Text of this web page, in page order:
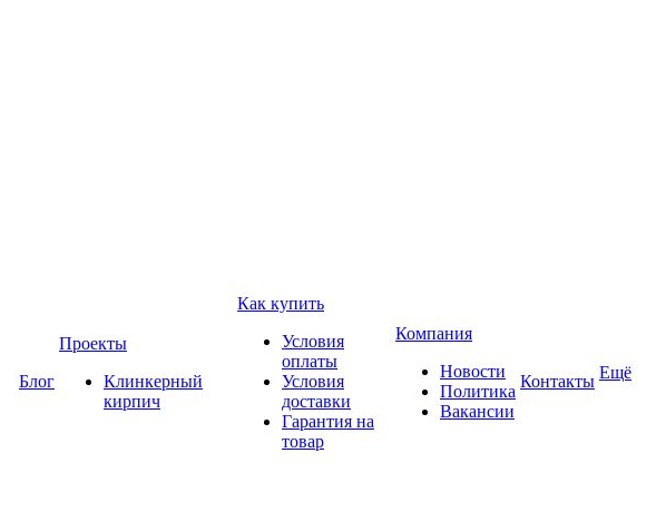
Блог
Проекты
Клинкерный
кирпич
Как купить
Условия
оплаты
Условия
доставки
Гарантия на
товар
Компания
Новости
Политика
Вакансии
Контакты Ещё